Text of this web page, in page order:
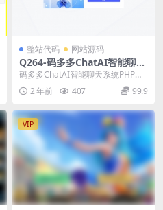
整站代码 网站源码
Q264-码多多ChatAI智能聊天
系统-PHP源码版V2.5.0+开源
码多多ChatAI智能聊天系统PHP源
码版，基于前后端分离架构以及Vu
e3、un...
2 年前 407 99.9
VIP